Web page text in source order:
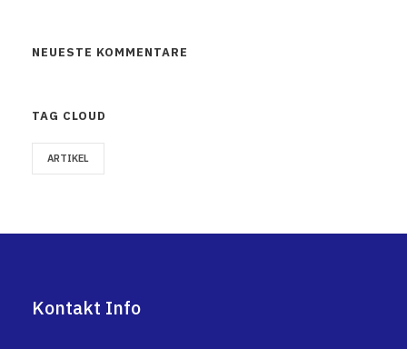
NEUESTE KOMMENTARE
TAG CLOUD
ARTIKEL
Kontakt Info